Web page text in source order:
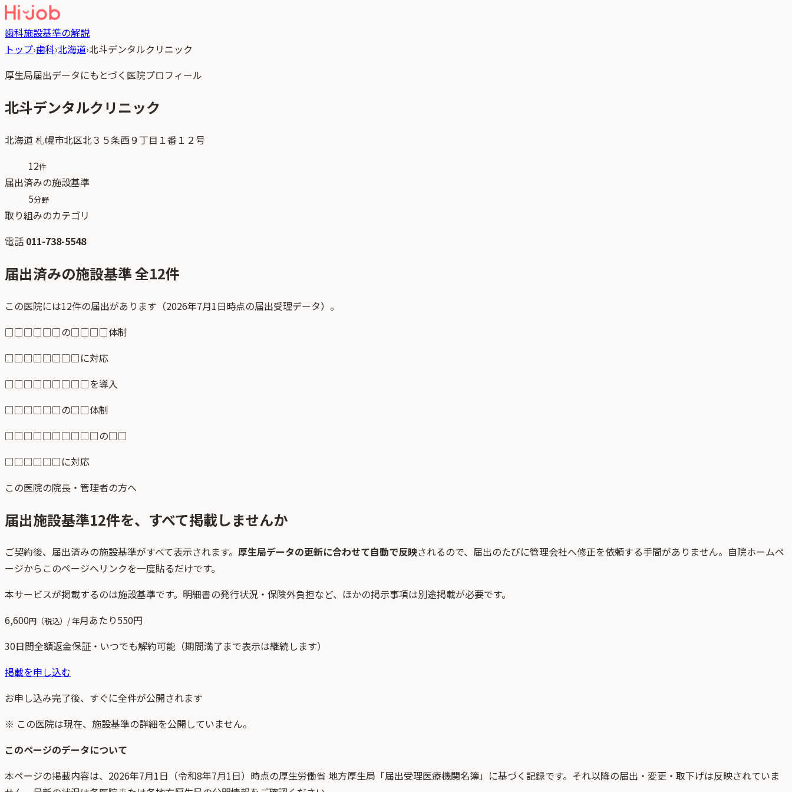
歯科施設基準の解説
トップ›歯科›北海道›北斗デンタルクリニック
厚生局届出データにもとづく医院プロフィール
北斗デンタルクリニック
北海道札幌市北区北３５条西９丁目１番１２号
12件
届出済みの施設基準
5分野
取り組みのカテゴリ
電話 011-738-5548
届出済みの施設基準 全12件
この医院には12件の届出があります（2026年7月1日時点の届出受理データ）。
□□□□□□の□□□□体制
□□□□□□□□に対応
□□□□□□□□□を導入
□□□□□□の□□体制
□□□□□□□□□□の□□
□□□□□□に対応
この医院の院長・管理者の方へ
届出施設基準12件を、すべて掲載しませんか
ご契約後、 届出済みの施設基準がすべて表示されます。 厚生局データの更新に合わせて自動で反映されるので、届出のたびに管理会社へ修正を依頼する手間がありません。自院ホームペ
ージからこのページへリンクを一度貼るだけです。
本サービスが掲載するのは施設基準です。明細書の発行状況・保険外負担など、ほかの掲示事項は別途掲載が必要です。
6,600円（税込）/ 年月あたり550円
30日間全額返金保証・いつでも解約可能（期間満了まで表示は継続します）
掲載を申し込む
お申し込み完了後、すぐに全件が公開されます
※ この医院は現在、施設基準の詳細を公開していません。
このページのデータについて
本ページの掲載内容は、 2026年7月1日 （令和8年7月1日）時点の厚生労働省 地方厚生局「届出受理医療機関名簿」 に基づく記録です。それ以降の届出・変更・取下げは反映されていま